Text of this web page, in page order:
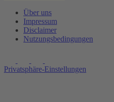
Über uns
Impressum
Disclaimer
Nutzungsbedingungen
Privatsphäre-Einstellungen